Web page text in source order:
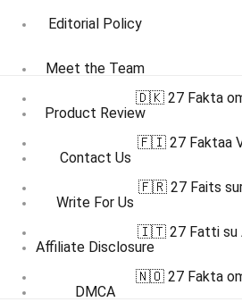
Editorial Policy
Meet the Team
Product Review
Contact Us
Write For Us
Affiliate Disclosure
DMCA
🇩🇰 27 Fakta
🇫🇮 27 Faktaa
🇫🇷 27 Faits
🇮🇹 27 Fatti su
🇳🇴 27 Fakta